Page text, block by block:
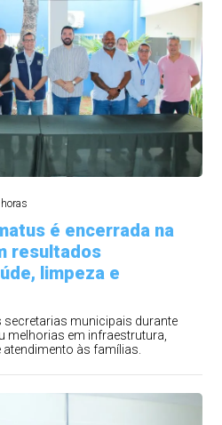
é encerrada na
resultados
limpeza e
secretarias municipais durante
melhorias em infraestrutura,
às famílias.